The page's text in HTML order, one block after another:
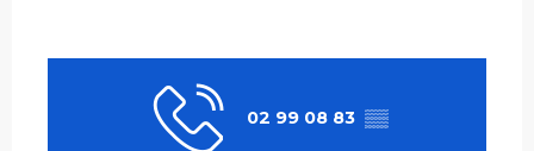
02 99 08 83 ▒▒